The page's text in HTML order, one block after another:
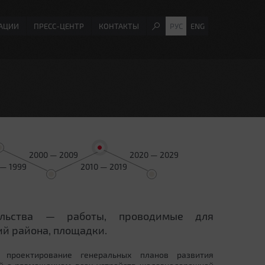
ПРЕСС-ЦЕНТР КОНТАКТЫ РУС ENG
1999
2000 — 2009
2010 — 2019
2020 — 2029
— работы, проводимые для
района, площадки.
генеральных планов развития